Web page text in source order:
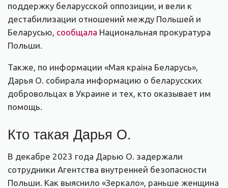
поддержку беларусской оппозиции, и вели к
дестабилизации отношений между Польшей и
Беларусью, сообщала Национальная прокуратура
Польши.
Также, по информации «Мая краіна Беларусь»,
Дарья О. собирала информацию о беларусских
добровольцах в Украине и тех, кто оказывает им
помощь.
Кто такая Дарья О.
В декабре 2023 года Дарью О. задержали
сотрудники Агентства внутренней безопасности
Польши. Как выяснило «Зеркало», раньше женщина